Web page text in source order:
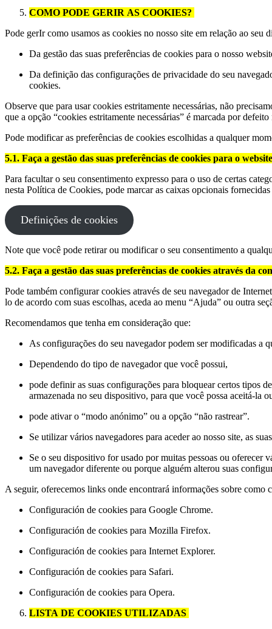
COMO PODE GERIR AS COOKIES?
Pode gerIr como usamos as cookies no nosso site em relação ao seu
Da gestão das suas preferências de cookies para o nosso
Da definição das configurações de privacidade do seu
cookies.
Observe que para usar cookies estritamente necessárias, não
que a opção “cookies estritamente necessárias” é marcada por
Pode modificar as preferências de cookies escolhidas a qualquer
5.1. Faça a gestão das suas preferências de cookies para o
Para facultar o seu consentimento expresso para o uso de certas
nesta Política de Cookies, pode marcar as caixas opcionais
Definições de cookies
Note que você pode retirar ou modificar o seu consentimento a
5.2. Faça a gestão das suas preferências de cookies através da
Pode também configurar cookies através de seu navegador de
lo de acordo com suas escolhas, aceda ao menu “Ajuda” ou outra
Recomendamos que tenha em consideração que:
As configurações do seu navegador podem ser modificadas a
Dependendo do tipo de navegador que você possui,
pode definir as suas configurações para bloquear certos tipos
armazenada no seu dispositivo, para que você possa aceitá-la
pode ativar o “modo anónimo” ou a opção “não rastrear”.
Se utilizar vários navegadores para aceder ao nosso site, as
Se o seu dispositivo for usado por muitas pessoas ou oferecer
um navegador diferente ou porque alguém alterou suas
A seguir, oferecemos links onde encontrará informações sobre
Configuración de cookies para Google Chrome.
Configuración de cookies para Mozilla Firefox.
Configuración de cookies para Internet Explorer.
Configuración de cookies para Safari.
Configuración de cookies para Opera.
LISTA DE COOKIES UTILIZADAS